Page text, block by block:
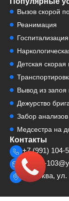
Вызов скорой
Реанимация
Госпитализация
Детская
Вывод из
Дежурство
Забор анализов
Медсестра на
Контакты
+7 (991) 104-
cosmp-
г. Москва,